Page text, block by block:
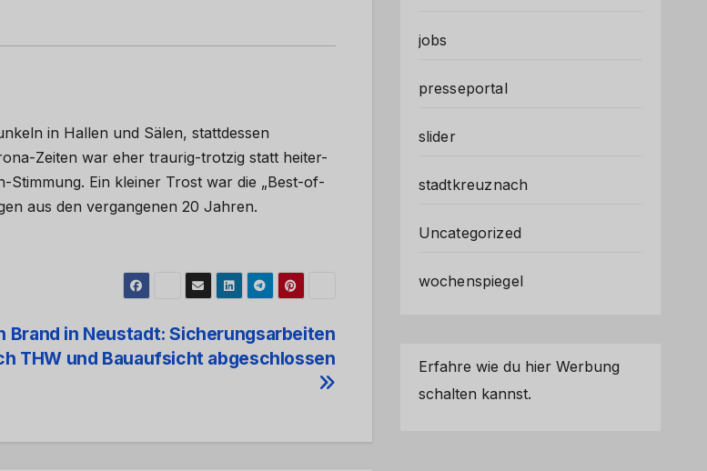
in Hallen und Sälen, stattdessen
Zeiten war eher traurig-trotzig statt heiter-
Ein kleiner Trost war die „Best-of-
aus den vergangenen 20 Jahren.
Brand in Neustadt: Sicherungsarbeiten
THW und Bauaufsicht abgeschlossen
jobs
presseportal
slider
stadtkreuznach
Uncategorized
wochenspiegel
Erfahre wie du hier Werbung
schalten kannst.